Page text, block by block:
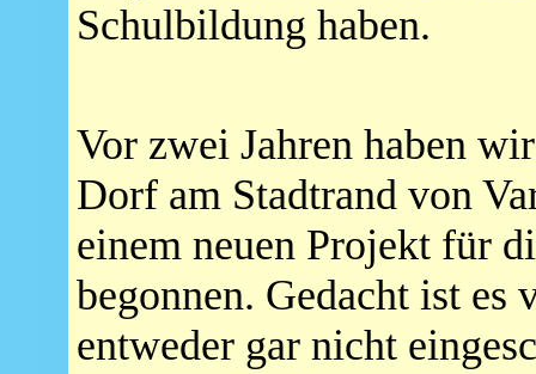
Schulbildung haben.
Vor zwei Jahren haben
Dorf am Stadtrand von
einem neuen Projekt für
begonnen. Gedacht ist
entweder gar nicht